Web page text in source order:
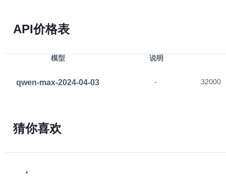
API价格表
模型 说明
qwen-max-2024-04-03 - 32000
猜你喜欢